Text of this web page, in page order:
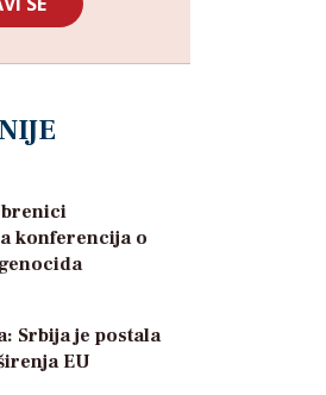
konferencija o
Srbija je postala
EU